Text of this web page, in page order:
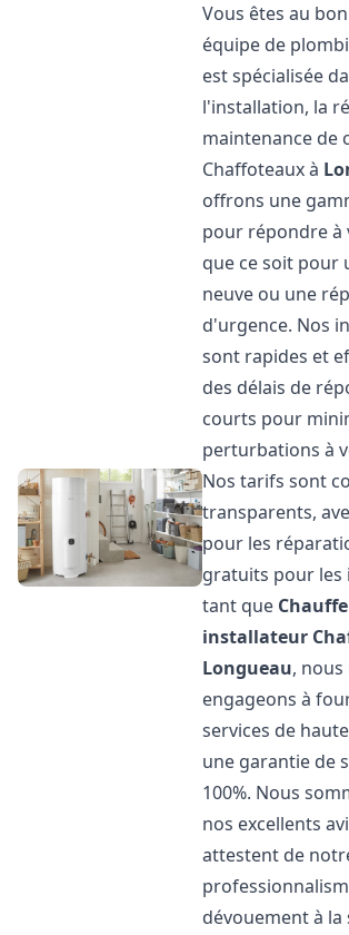
Vous êtes au
équipe de
est spécialisée
l'installation, la
maintenance de
Chaffoteaux à
offrons une
pour répondre à
que ce soit pour
neuve ou une
d'urgence. Nos
sont rapides et
des délais de
courts pour
perturbations à
Nos tarifs sont
transparents,
pour les
gratuits pour les
tant que
installateur
Longueau, nous
engageons à
services de
une garantie de
100%. Nous
nos excellents
attestent de
dévouement à